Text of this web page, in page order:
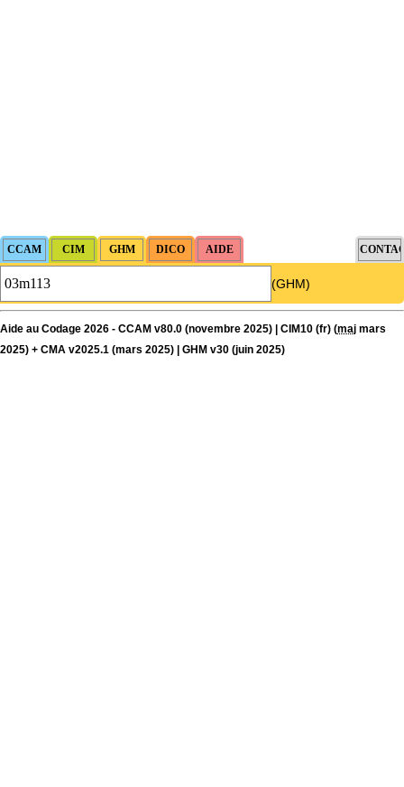
(GHM)
Aide au Codage 2026 - CCAM v80.0 (novembre 2025) | CIM10 (fr) (maj mars
2025) + CMA v2025.1 (mars 2025) | GHM v30 (juin 2025)